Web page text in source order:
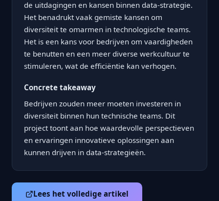
de uitdagingen en kansen binnen data-strategie.
Het benadrukt vaak gemiste kansen om
diversiteit te omarmen in technologische teams.
Het is een kans voor bedrijven om vaardigheden
te benutten en een meer diverse werkcultuur te
stimuleren, wat de efficiëntie kan verhogen.
Concrete takeaway
Bedrijven zouden meer moeten investeren in
diversiteit binnen hun technische teams. Dit
project toont aan hoe waardevolle perspectieven
en ervaringen innovatieve oplossingen aan
kunnen drijven in data-strategieën.
Lees het volledige artikel